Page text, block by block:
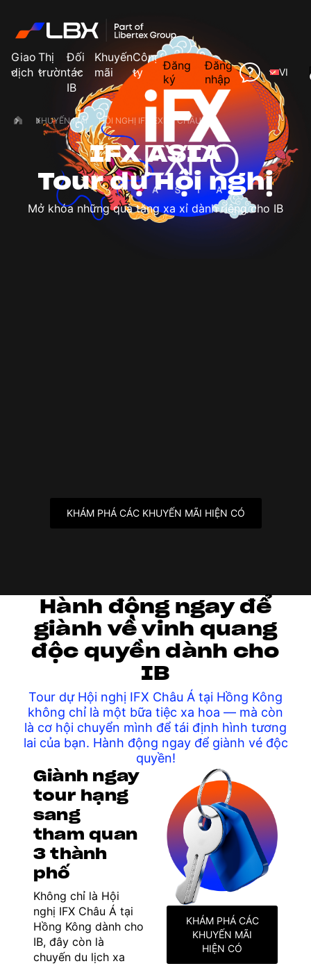
Giao
dịch
Thị
trường
Đối
tác
IB
Khuyến
mãi
Công
ty
Đăng
ký
Đăng
nhập
VI
KHUYẾN MÃI HỘI NGHỊ IFX EXPO CHÂU Á
IFX ASIA
Tour dự Hội nghị
Mở khóa những quà tặng xa xỉ dành riêng cho IB
KHÁM PHÁ CÁC KHUYẾN MÃI HIỆN CÓ
Hành động ngay để
giành về vinh quang
độc quyền dành cho
IB
Tour dự Hội nghị IFX Châu Á tại Hồng Kông
không chỉ là một bữa tiệc xa hoa — mà còn
là cơ hội chuyển mình để tái định hình tương
lai của bạn. Hành động ngay để giành vé độc
quyền!
Giành ngay
tour hạng
sang
tham quan
3 thành
phố
Không chỉ là Hội
nghị IFX Châu Á tại
Hồng Kông dành cho
IB, đây còn là
chuyến du lịch xa
KHÁM PHÁ CÁC
KHUYẾN MÃI
HIỆN CÓ